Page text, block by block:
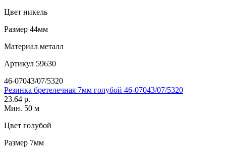
Цвет никель
Размер 44мм
Материал металл
Артикул 59630
46-07043/07/5320
Резинка бретелечная 7мм голубой 46-07043/07/5320
23.64 р.
Мин. 50 м
Цвет голубой
Размер 7мм